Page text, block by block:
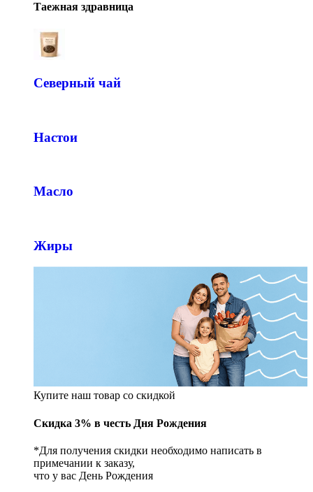
Таежная здравница
Северный чай
Настои
Масло
Жиры
Купите наш товар со скидкой
Скидка 3% в честь Дня Рождения
*Для получения скидки необходимо написать в
примечании к заказу,
что у вас День Рождения